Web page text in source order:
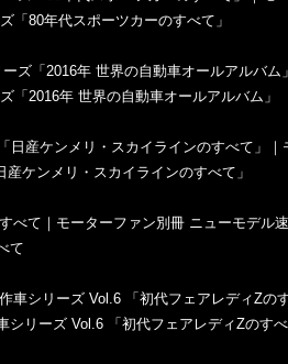
「80年代スポーツカーのすべて」
「2016年 世界の自動車オールアルバム」
ケンメリ・スカイラインのすべて」
て
シリーズ Vol.6 「初代フェアレディZのす